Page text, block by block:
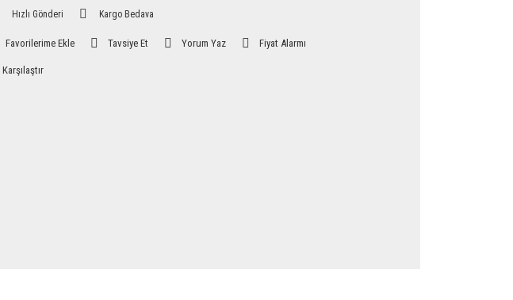
Hızlı Gönderi Kargo Bedava
Tavsiye Et Yorum Yaz Fiyat Alarmı
Karşılaştır